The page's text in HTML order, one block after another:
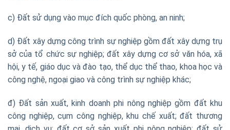
c) Đất sử dụng vào mục đích quốc phòng, an ninh;
d) Đất xây dựng công trình sự nghiệp gồm đất xây dựng trụ
sở của tổ chức sự nghiệp; đất xây dựng cơ sở văn hóa, xã
hội, y tế, giáo dục và đào tạo, thể dục thể thao, khoa học và
công nghệ, ngoại giao và công trình sự nghiệp khác;
đ) Đất sản xuất, kinh doanh phi nông nghiệp gồm đất khu
công nghiệp, cụm công nghiệp, khu chế xuất; đất thương